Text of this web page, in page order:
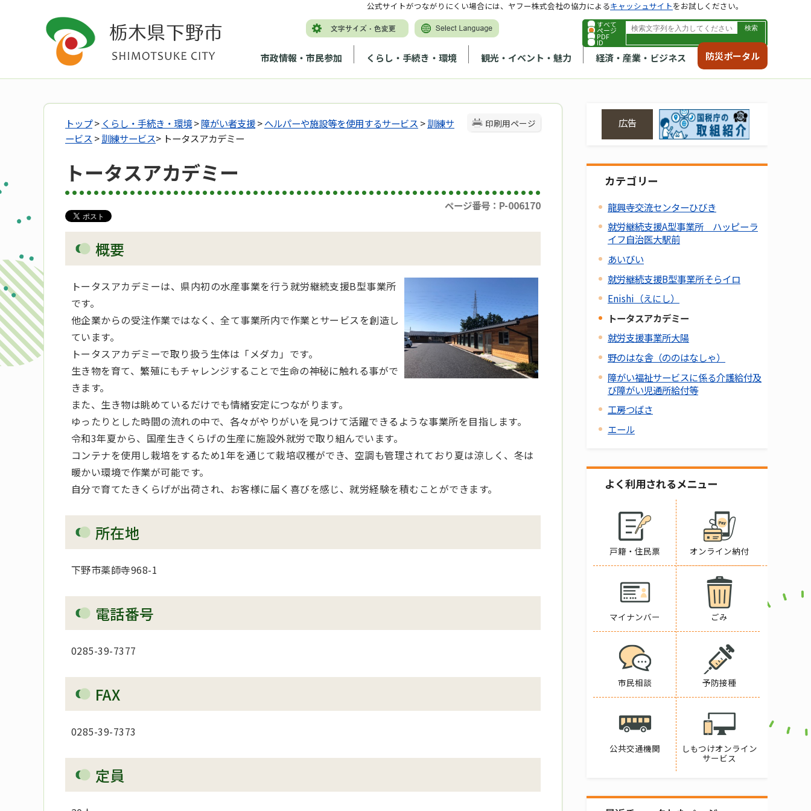
すべて
ページ
PDF
ID
市政情報・市民参加 くらし・手続き・環境 観光・イベント・魅力 経済・産業・ビジネス 防災ポータル
公式サイトがつながりにくい場合には、ヤフー株式会社の協力によるキャッシュサイトをお試しください。
印刷用ページ
トップ> くらし・手続き・環境>障がい者支援>へルパーや施設等を使用するサービス >訓練サ
ービス >訓練サービス> トータスアカデミー
トータスアカデミー
ページ番号：P-006170
概要
トータスアカデミーは、県内初の水産事業を行う就労継続支援B型事業所
です。
他企業からの受注作業ではなく、全て事業所内で作業とサービスを創造し
ています。
トータスアカデミーで取り扱う生体は「メダカ」です。
生き物を育て、繁殖にもチャレンジすることで生命の神秘に触れる事がで
きます。
また、生き物は眺めているだけでも情緒安定につながります。
ゆったりとした時間の流れの中で、各々がやりがいを見つけて活躍できるような事業所を目指します。
令和3年夏から、国産生きくらげの生産に施設外就労で取り組んでいます。
コンテナを使用し栽培をするため1年を通じて栽培収穫ができ、空調も管理されており夏は涼しく、冬は
暖かい環境で作業が可能です。
自分で育てたきくらげが出荷され、お客様に届く喜びを感じ、就労経験を積むことができます。
所在地
下野市薬師寺968-1
電話番号
0285-39-7377
FAX
0285-39-7373
定員
広告
カテゴリー
龍興寺交流センターひびき
就労継続支援A型事業所 ハッピーラ
イフ自治医大駅前
あいびい
就労継続支援B型事業所そらイロ
Enishi（えにし）
トータスアカデミー
就労支援事業所大陽
野のはな舎（ののはなしゃ）
障がい福祉サービスに係る介護給付及
び障がい児通所給付等
工房つばさ
エール
よく利用されるメニュー
戸籍・住民票 オンライン納付
マイナンバー ごみ
市民相談 予防接種
公共交通機関
しもつけオンライン
サービス